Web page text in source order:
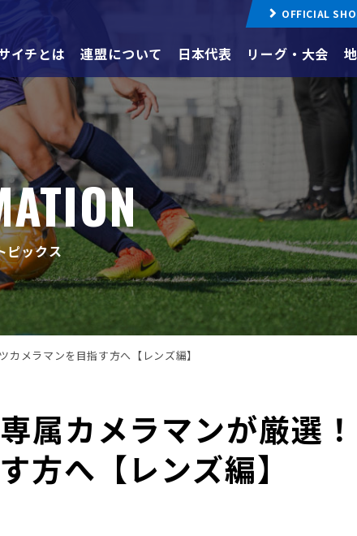
OFFICIAL
イチとは 連盟について 日本代表 リーグ・大会
ピックス
メラマンを目指す方へ【レンズ編】
属カメラマンが厳選！
方へ【レンズ編】